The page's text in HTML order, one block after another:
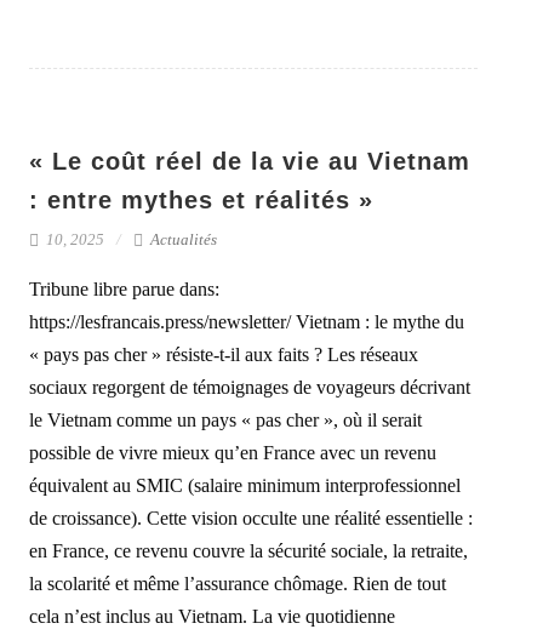
« Le coût réel de la vie au Vietnam
: entre mythes et réalités »
10, 2025 Actualités
Tribune libre parue dans:
https://lesfrancais.press/newsletter/ Vietnam : le mythe du
« pays pas cher » résiste-t-il aux faits ? Les réseaux
sociaux regorgent de témoignages de voyageurs décrivant
le Vietnam comme un pays « pas cher », où il serait
possible de vivre mieux qu’en France avec un revenu
équivalent au SMIC (salaire minimum interprofessionnel
de croissance). Cette vision occulte une réalité essentielle :
en France, ce revenu couvre la sécurité sociale, la retraite,
la scolarité et même l’assurance chômage. Rien de tout
cela n’est inclus au Vietnam. La vie quotidienne